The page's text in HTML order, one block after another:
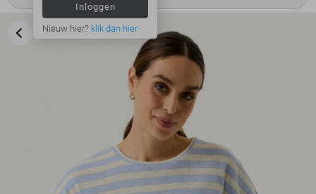
Inloggen
Nieuw hier? klik dan hier